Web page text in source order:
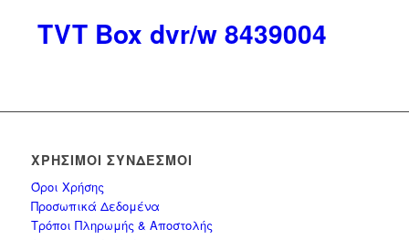
TVT Box dvr/w 8439004
ΧΡΉΣΙΜΟΙ ΣΎΝΔΕΣΜΟΙ
Όροι Χρήσης
Προσωπικά Δεδομένα
Τρόποι Πληρωμής & Αποστολής